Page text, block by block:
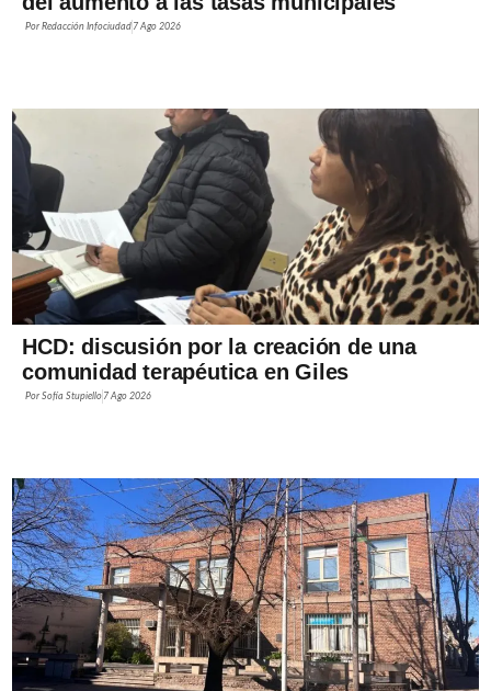
PorRedacción Infociudad 7 Ago 2026
HCD: discusión por la creación de una
comunidad terapéutica en Giles
PorSofía Stupiello 7 Ago 2026